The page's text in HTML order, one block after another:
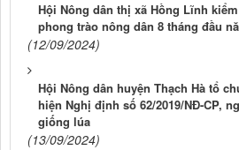
Hội Nông dân thị xã Hồng Lĩnh
phong trào nông dân 8 tháng đầu
(12/09/2024)
Hội Nông dân huyện Thạch Hà tổ
hiện Nghị định số 62/2019/NĐ-CP,
giống lúa
(13/09/2024)